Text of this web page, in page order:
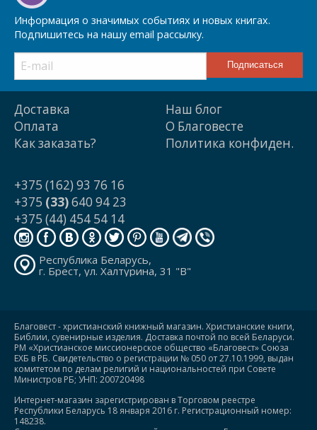
Информация о значимых событиях и новых книгах.
Подпишитесь на нашу email рассылку.
Доставка
Оплата
Как заказать?
Наш блог
О Благовесте
Политика конфиден.
+375 (162) 93 76 16
+375 (33)640 94 23
+375 (44) 454 54 14
Республика Беларусь,
г. Брест, ул. Халтурина, 31 "В"
Благовест - христианский книжный магазин. Христианские книги,
Библии, сувенирные изделия. Доставка почтой по всей Беларуси.
РМ «Христианское миссионерское общество «Благовест» Союза
ЕХБ в РБ. Свидетельство о регистрации № 050 от 27.10.1999, выдан
комитетом по делам религий и национальностей при Совете
Министров РБ; УНП: 200720498
Интернет-магазин зарегистрирован в Торговом реестре
Республики Беларусь 18 января 2016 г. Регистрационный номер:
148238.